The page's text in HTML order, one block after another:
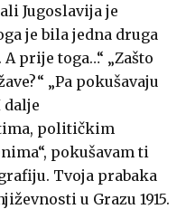
Jugoslavija je
je bila jedna druga
prije toga…“ „Zašto
„Pa pokušavaju
dalje
političkim
pokušavam ti
Tvoja prabaka
u Grazu 1915.